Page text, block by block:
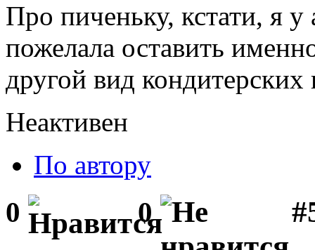
Про пиченьку, кстати, я
пожелала оставить
другой вид кондитерских
Неактивен
По автору
0 0